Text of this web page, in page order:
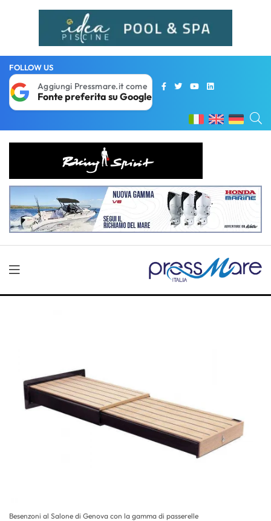
FOLLOW US
Aggiungi Pressmare.it come
Fonte preferita su Google
Besenzoni al Salone di Genova con la gamma di passerelle